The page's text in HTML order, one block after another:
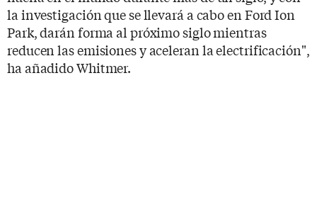
la investigación que se llevará a cabo en Ford Ion
Park, darán forma al próximo siglo mientras
reducen las emisiones y aceleran la electrificación",
ha añadido Whitmer.